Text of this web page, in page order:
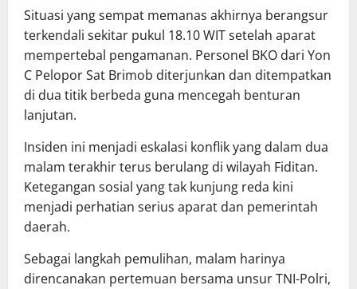
Situasi yang sempat memanas akhirnya berangsur
terkendali sekitar pukul 18.10 WIT setelah aparat
mempertebal pengamanan. Personel BKO dari Yon
C Pelopor Sat Brimob diterjunkan dan ditempatkan
di dua titik berbeda guna mencegah benturan
lanjutan.
Insiden ini menjadi eskalasi konflik yang dalam dua
malam terakhir terus berulang di wilayah Fiditan.
Ketegangan sosial yang tak kunjung reda kini
menjadi perhatian serius aparat dan pemerintah
daerah.
Sebagai langkah pemulihan, malam harinya
direncanakan pertemuan bersama unsur TNI-Polri,